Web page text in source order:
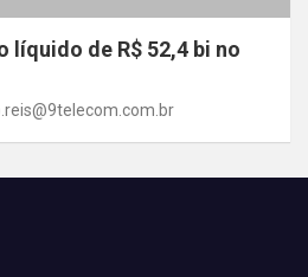
líquido de R$ 52,4 bi no